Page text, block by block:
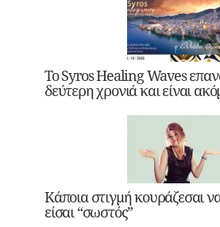
Το Syros Healing Waves
δεύτερη χρονιά και είναι
Κάποια στιγμή κουράζεσαι
είσαι “σωστός”